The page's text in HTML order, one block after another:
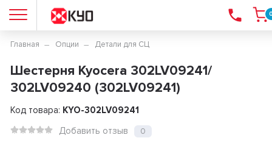
Главная Опции Детали для СЦ
Шестерня Kyocera 302LV09241/
302LV09240 (302LV09241)
Код товара: KYO-302LV09241
Добавить отзыв
0